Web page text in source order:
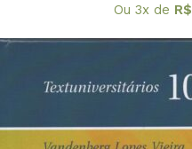
Ou 3x de R$